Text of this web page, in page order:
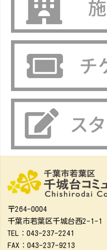
〒264-0004
千葉市若葉区千城台西2-1-1
TEL：043-237-2241
FAX：043-237-9213